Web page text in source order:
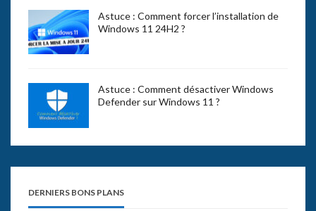
Astuce : Comment forcer l’installation de
Windows 11 24H2 ?
Astuce : Comment désactiver Windows
Defender sur Windows 11 ?
DERNIERS BONS PLANS